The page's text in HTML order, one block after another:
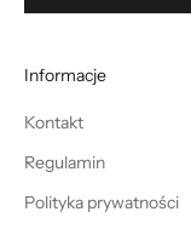
Informacje
Kontakt
Regulamin
Polityka prywatności